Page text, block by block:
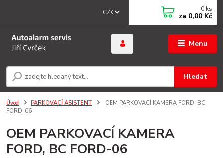
Menu
CZK
Hledat
0 ks
za 0,00 Kč
Úvod PARKOVACÍ ASISTENT
OEM PARKOVACÍ KAMERA FORD, BC
FORD-06
OEM PARKOVACÍ KAMERA
FORD, BC FORD-06